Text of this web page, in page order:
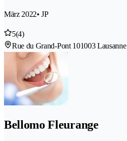
März 2022• JP
5(4)
Rue du Grand-Pont 101003 Lausanne
Bellomo Fleurange